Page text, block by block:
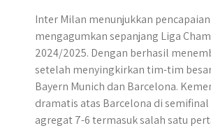
Inter Milan menunjukkan
mengagumkan sepanjang Liga
2024/2025. Dengan berhasil
setelah menyingkirkan tim-tim
Bayern Munich dan Barcelona.
dramatis atas Barcelona di
agregat 7-6 termasuk salah satu